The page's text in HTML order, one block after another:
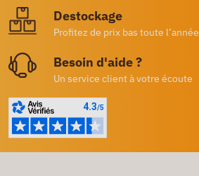
Destockage
Profitez de prix bas toute l’année
Besoin d'aide ?
Un service client à votre écoute